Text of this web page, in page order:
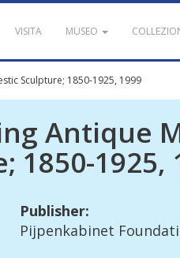
VISITA MUSEO
Sculpture; 1850-1925, 1999
Antique
; 1850-1925,
Publisher:
Pijpenkabinet